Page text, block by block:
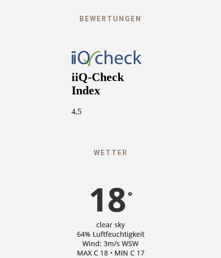
BEWERTUNGEN
WETTER
18 °
clear sky
64% Luftfeuchtigkeit
Wind: 3m/s WSW
MAX C 18 • MIN C 17